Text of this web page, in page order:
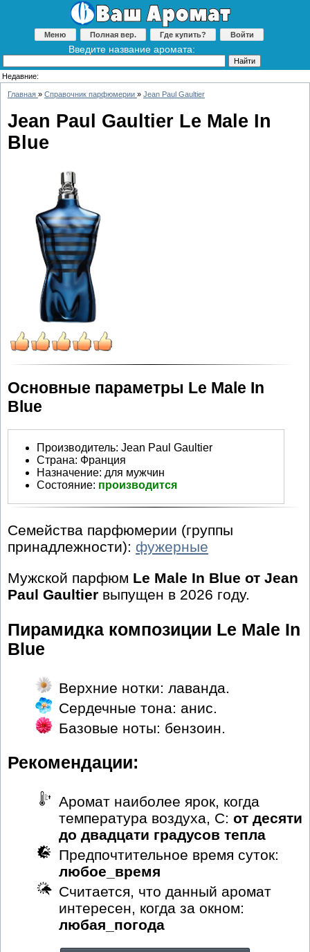
Меню Полная вер. Где купить? Войти
Введите название аромата:
Недавние:
Главная » Справочник парфюмерии » Jean Paul Gaultier
Jean Paul Gaultier Le Male In
Blue
Основные параметры Le Male In
Blue
Производитель: Jean Paul Gaultier
Страна: Франция
Назначение: для мужчин
Состояние: производится
Семейства парфюмерии (группы
принадлежности): фужерные
Мужской парфюм Le Male In Blue от Jean
Paul Gaultier выпущен в 2026 году.
Пирамидка композиции Le Male In
Blue
Верхние нотки: лаванда.
Сердечные тона: анис.
Базовые ноты: бензоин.
Рекомендации:
Аромат наиболее ярок, когда
температура воздуха, С: от десяти
до двадцати градусов тепла
Предпочтительное время суток:
любое_время
Считается, что данный аромат
интересен, когда за окном:
любая_погода